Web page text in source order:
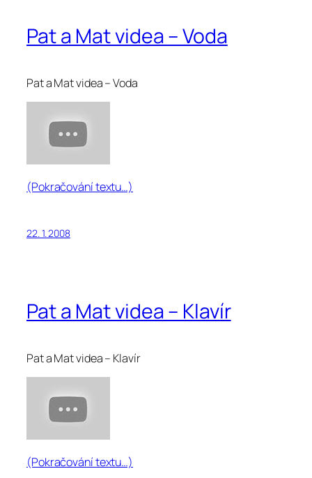
Pat a Mat videa – Voda
Pat a Mat videa – Voda
(Pokračování textu…)
22. 1. 2008
Pat a Mat videa – Klavír
Pat a Mat videa – Klavír
(Pokračování textu…)